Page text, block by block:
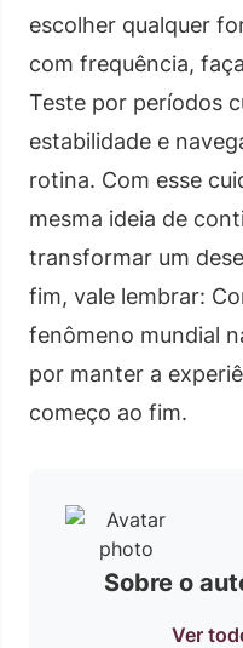
escolher qualquer
com frequência,
Teste por períodos
estabilidade e
rotina. Com esse
mesma ideia de
transformar um
fim, vale lembrar:
fenômeno mundial
por manter a
começo ao fim.
Sobre o
Ver